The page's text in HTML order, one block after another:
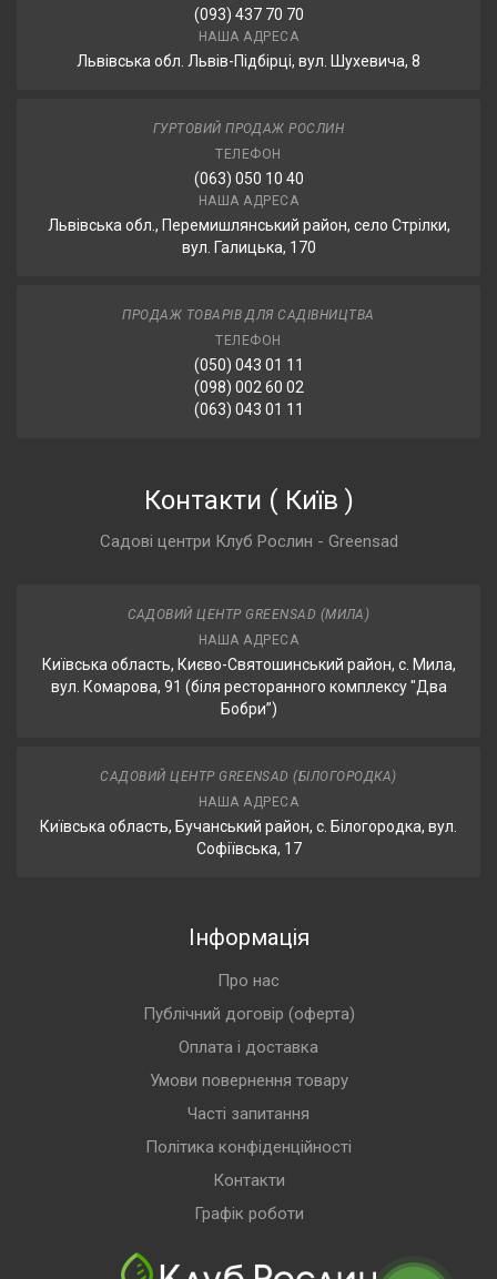
(093) 437 70 70
НАША АДРЕСА
Львівська обл. Львів-Підбірці, вул. Шухевича, 8
ГУРТОВИЙ ПРОДАЖ РОСЛИН
ТЕЛЕФОН
(063) 050 10 40
НАША АДРЕСА
Львівська обл., Перемишлянський район, село Стрілки,
вул. Галицька, 170
ПРОДАЖ ТОВАРІВ ДЛЯ САДІВНИЦТВА
ТЕЛЕФОН
(050) 043 01 11
(098) 002 60 02
(063) 043 01 11
Контакти ( Київ )
Садові центри Клуб Рослин - Greensad
САДОВИЙ ЦЕНТР GREENSAD (МИЛА)
НАША АДРЕСА
Київська область, Києво-Святошинський район, с. Мила,
вул. Комарова, 91 (біля ресторанного комплексу "Два
Бобри”)
САДОВИЙ ЦЕНТР GREENSAD (БІЛОГОРОДКА)
НАША АДРЕСА
Київська область, Бучанський район, с. Білогородка, вул.
Софіївська, 17
Інформація
Про нас
Публічний договір (оферта)
Оплата і доставка
Умови повернення товару
Часті запитання
Політика конфіденційності
Контакти
Графік роботи